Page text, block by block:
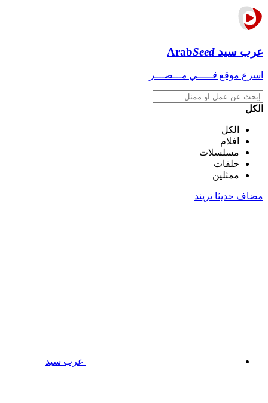
عرب سيد ArabSeed
اسرع موقع فـــــي مـــصـــر
الكل
الكل
افلام
مسلسلات
حلقات
ممثلين
مضاف حديثا تريند
عرب سيد